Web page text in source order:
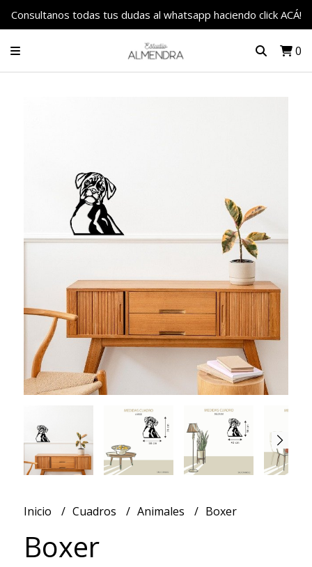
Consultanos todas tus dudas al whatsapp haciendo click ACÁ!
0
Inicio Cuadros Animales Boxer
Boxer